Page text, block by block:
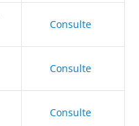
Consulte
Consulte
Consulte